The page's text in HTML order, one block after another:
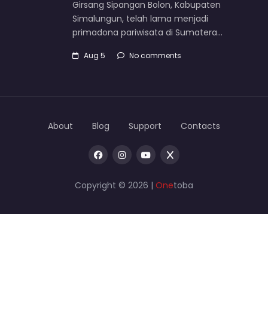
Girsang Sipangan Bolon, Kabupaten
Simalungun, telah lama menjadi
primadona pariwisata di Sumatera…
Aug 5 No comments
Copyright © 2026 | Onetoba
About Blog Support Contacts